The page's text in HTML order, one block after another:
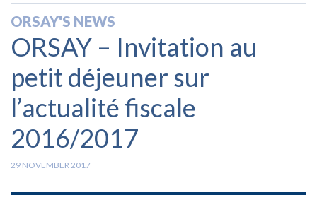
Prix et Distinctions
Opérations
News
Contact
ORSAY'S NEWS
ORSAY – Invitation au
petit déjeuner sur
l’actualité fiscale
2016/2017
29 NOVEMBER 2017